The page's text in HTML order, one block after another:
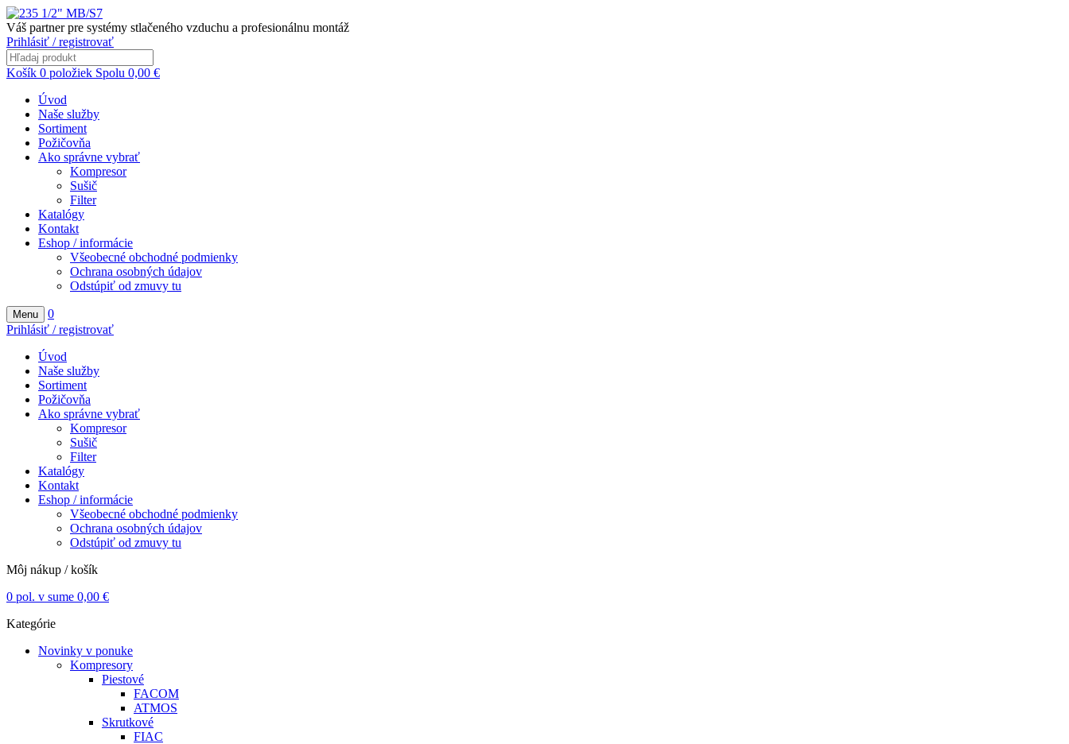
Váš partner pre systémy stlačeného vzduchu a profesionálnu montáž
Prihlásiť / registrovať
Košík 0 položiek Spolu 0,00 €
Úvod
Naše služby
Sortiment
Požičovňa
Ako správne vybrať
Kompresor
Sušič
Filter
Katalógy
Kontakt
Eshop / informácie
Všeobecné obchodné podmienky
Ochrana osobných údajov
Odstúpiť od zmuvy tu
Menu
0
Prihlásiť / registrovať
Úvod
Naše služby
Sortiment
Požičovňa
Ako správne vybrať
Kompresor
Sušič
Filter
Katalógy
Kontakt
Eshop / informácie
Všeobecné obchodné podmienky
Ochrana osobných údajov
Odstúpiť od zmuvy tu
Môj nákup / košík
0 pol. v sume 0,00 €
Kategórie
Novinky v ponuke
Kompresory
Piestové
FACOM
ATMOS
Skrutkové
FIAC